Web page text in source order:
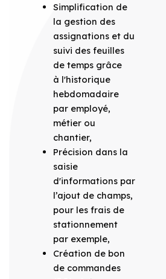
Simplification de
la gestion des
assignations et du
suivi des feuilles
de temps grâce
à l'historique
hebdomadaire
par employé,
métier ou
chantier,
Précision dans la
saisie
d'informations par
l’ajout de champs,
pour les frais de
stationnement
par exemple,
Création de bon
de commandes